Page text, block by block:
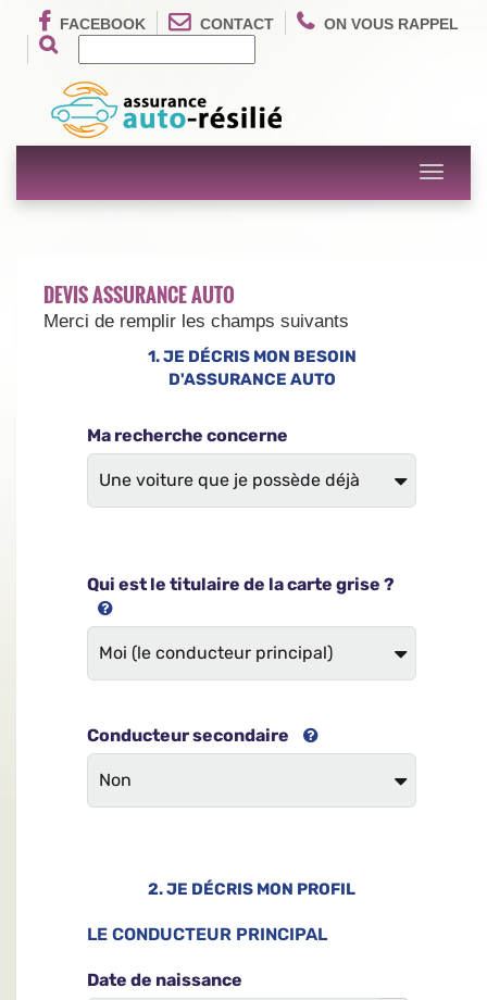
FACEBOOK CONTACT ON VOUS RAPPEL
Toggle
DEVIS ASSURANCE AUTO
Merci de remplir les champs suivants